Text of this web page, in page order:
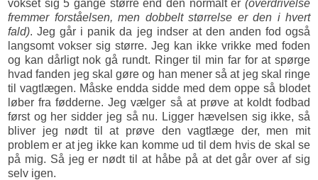
vokset sig 5 gange større end den normalt er (overdrivelse
fremmer forståelsen, men dobbelt størrelse er den i hvert
fald). Jeg går i panik da jeg indser at den anden fod også
langsomt vokser sig større. Jeg kan ikke vrikke med foden
og kan dårligt nok gå rundt. Ringer til min far for at spørge
hvad fanden jeg skal gøre og han mener så at jeg skal ringe
til vagtlægen. Måske endda sidde med dem oppe så blodet
løber fra fødderne. Jeg vælger så at prøve at koldt fodbad
først og her sidder jeg så nu. Ligger hævelsen sig ikke, så
bliver jeg nødt til at prøve den vagtlæge der, men mit
problem er at jeg ikke kan komme ud til dem hvis de skal se
på mig. Så jeg er nødt til at håbe på at det går over af sig
selv igen.